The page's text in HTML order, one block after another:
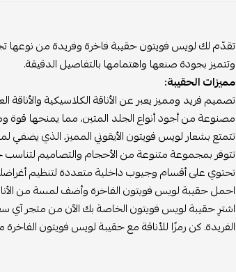
تقدّم لك لويس فويتون حقيبة فاخرة وفريدة من نوعها
وتتميز بجودة صنعها واهتمامها بالتفاصيل الدقيقة.
مميزات الحقيبة:
تصميم فريد ومميز يعبر عن الأناقة الكلاسيكية والأناقة
مصنوعة من أجود أنواع الجلد المتين، مما يمنحها قوة
تتمتع بشعار لويس فويتون الأيقوني المميز، الذي يضفي
تتوفر بمجموعة متنوعة من الأحجام والتصاميم لتناسب
تحتوي على أقسام وجيوب داخلية متعددة لتنظيم
احمل حقيبة لويس فويتون الفاخرة وأضف لمسة من الأناقة
اشترِ حقيبة لويس فويتون الخاصة بك الآن من متجر آي
الفريدة. كن رمزًا للأناقة مع حقيبة لويس فويتون